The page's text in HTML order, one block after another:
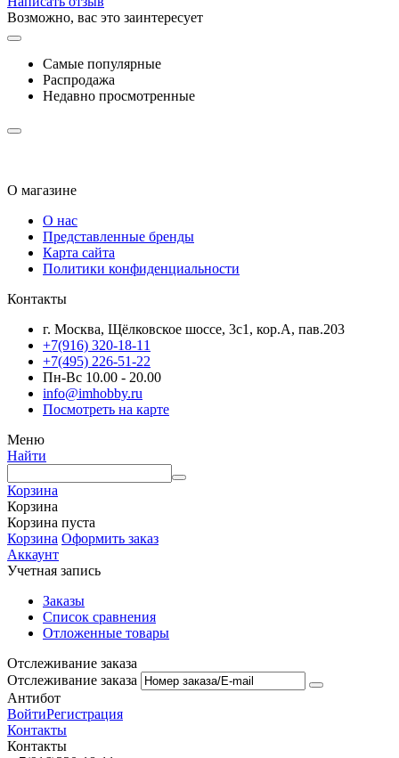
Возможно, вас это заинтересует
Самые популярные
Распродажа
Недавно просмотренные
О магазине
О нас
Представленные бренды
Карта сайта
Политики конфиденциальности
Контакты
г. Москва, Щёлковское шоссе, 3с1, кор.А, пав.203
+7(916) 320-18-11
+7(495) 226-51-22
Пн-Вс 10.00 - 20.00
info@imhobby.ru
Посмотреть на карте
Меню
Найти
Корзина
Корзина
Корзина пуста
Корзина Оформить заказ
Аккаунт
Учетная запись
Заказы
Список сравнения
Отложенные товары
Отслеживание заказа
Отслеживание заказа
Антибот
ВойтиРегистрация
Контакты
Контакты